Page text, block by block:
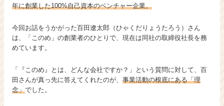
年に創業した100%自己資本のベンチャー企業。
今回お話をうかがった百田遼太郎（ひゃくだりょうたろう）さん
は、「このめ」の創業者のひとりで、現在は同社の取締役社長を務
めています。
「『このめ』とは、どんな会社ですか？」という質問に対して、百
田さんが真っ先に答えてくれたのが、 事業活動の根底にある「理
念」 でした。